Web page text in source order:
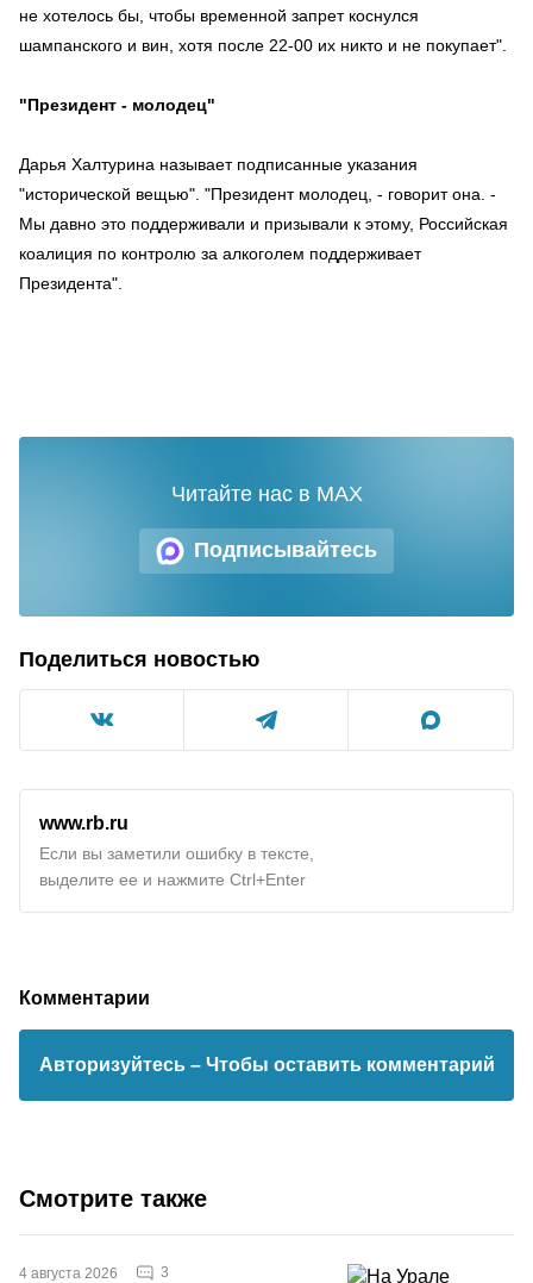
не хотелось бы, чтобы временной запрет коснулся
шампанского и вин, хотя после 22-00 их никто и не покупает".
"Президент - молодец"
Дарья Халтурина называет подписанные указания
"исторической вещью". "Президент молодец, - говорит она. -
Мы давно это поддерживали и призывали к этому, Российская
коалиция по контролю за алкоголем поддерживает
Президента".
Подписывайтесь
Читайте нас в MAX
Поделиться новостью
www.rb.ru
Если вы заметили ошибку в тексте,
выделите ее и нажмите Ctrl+Enter
Комментарии
Авторизуйтесь – Чтобы оставить комментарий
Смотрите также
4 августа 2026 3